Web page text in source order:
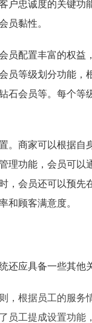
户忠诚度的关键功
员黏性。
员配置丰富的权
员等级划分功能
石会员等。每个
。商家可以根据自
理功能，会员可以
，会员还可以预先
和顾客满意度。
还应具备一些其他
，根据员工的服务
员工提成设置功能